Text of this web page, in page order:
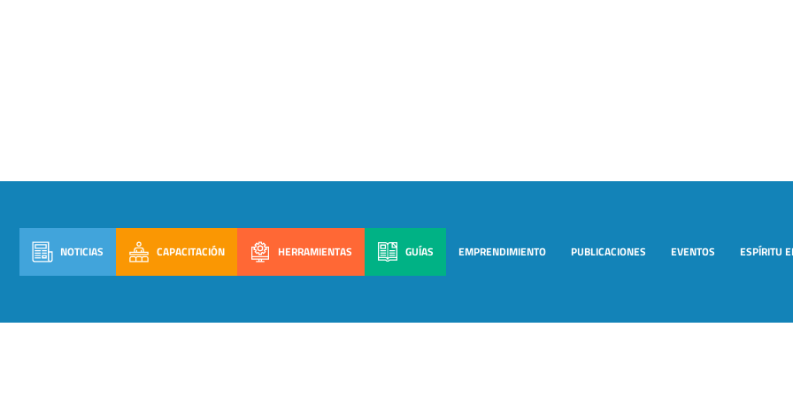
NOTICIAS CAPACITACIÓN HERRAMIENTAS GUÍAS EMPRENDIMIENTO PUBLICACIONES EVENTOS ESPÍRITU